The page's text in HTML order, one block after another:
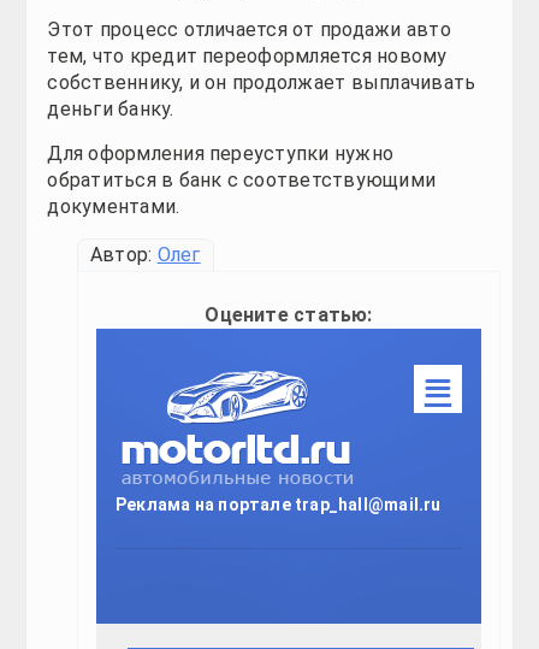
Автошоу
Фото галерея
Таблицы
Полезно
Автошоу
Фото галерея
Таблицы
Полезно
Новинки
Автошоу
Фото галерея
Таблицы
Полезно
Новинки
Автошоу
Фото галерея
Таблицы
Полезно
Новинки
Этот процесс отличается от продажи авто
тем, что кредит переоформляется новому
собственнику, и он продолжает выплачивать
деньги банку.
Для оформления переуступки нужно
обратиться в банк с соответствующими
документами.
Автор: Олег
Оцените статью:
☰
Реклама на портале trap_hall@mail.ru